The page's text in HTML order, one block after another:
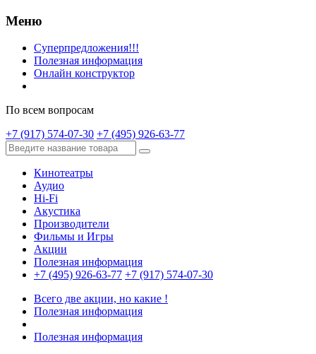
Меню
Суперпредложения!!!
Полезная информация
Онлайн конструктор
По всем вопросам
+7 (917) 574-07-30 +7 (495) 926-63-77
Кинотеатры
Аудио
Hi-Fi
Акустика
Производители
Фильмы и Игры
Акции
Полезная информация
+7 (495) 926-63-77 +7 (917) 574-07-30
Всего две акции, но какие !
Полезная информация
Полезная информация